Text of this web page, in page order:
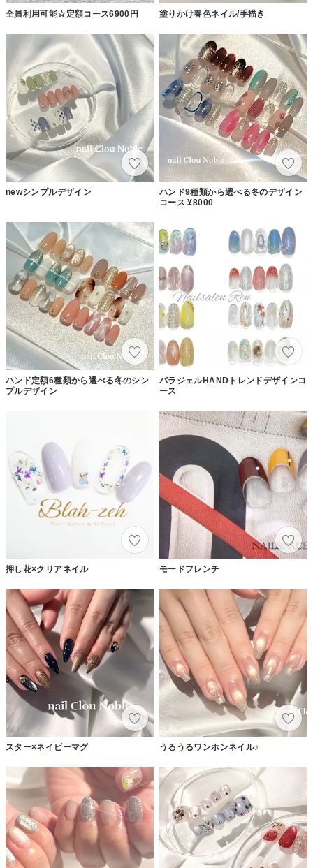
全員利用可能☆定額コース6900円 塗りかけ春色ネイル/手描き
newシンプルデザイン
ハンド9種類から選べる冬のデザイン
コース ¥8000
ハンド定額6種類から選べる冬のシン
プルデザイン
パラジェルHANDトレンドデザインコ
ース
押し花×クリアネイル モードフレンチ
スター×ネイビーマグ うるうるワンホンネイル♪